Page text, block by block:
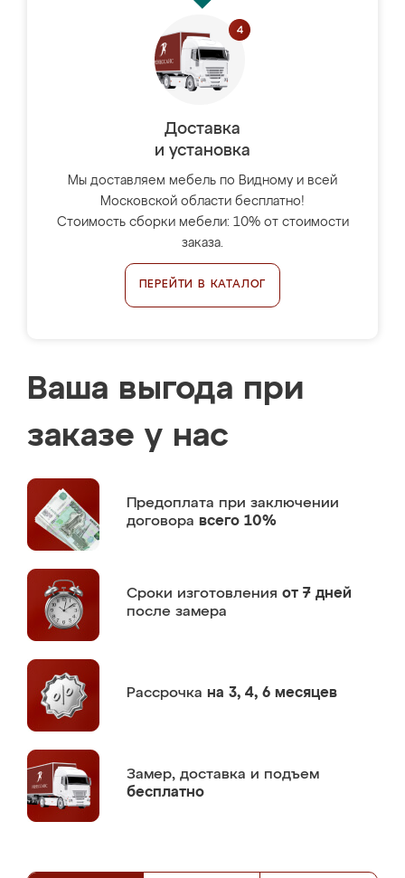
Доставка
и установка
Мы доставляем мебель по Видному и всей
Московской области бесплатно!
Стоимость сборки мебели: 10% от стоимости
заказа.
ПЕРЕЙТИ В КАТАЛОГ
Ваша выгода при
заказе у нас
Предоплата при заключении
договора всего 10%
Сроки изготовления от 7 дней
после замера
Рассрочка на 3, 4, 6 месяцев
Замер, доставка и подъем
бесплатно